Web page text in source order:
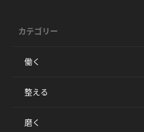
カテゴリー
働く
整える
磨く